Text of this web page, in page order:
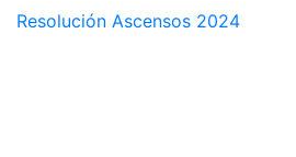
Resolución Ascensos 2024